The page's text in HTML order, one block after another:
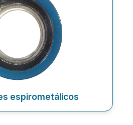
espirometálicos